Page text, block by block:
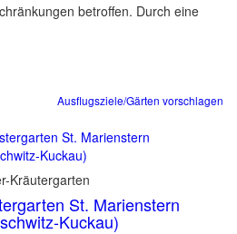
betroffen. Durch eine
Ausflugsziele/Gärten vorschlagen
Kräutergarten
St. Marienstern
Kuckau)